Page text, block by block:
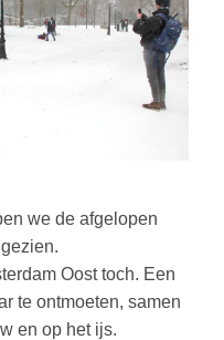
we de afgelopen
Oost toch. Een
te ontmoeten, samen
en op het ijs.